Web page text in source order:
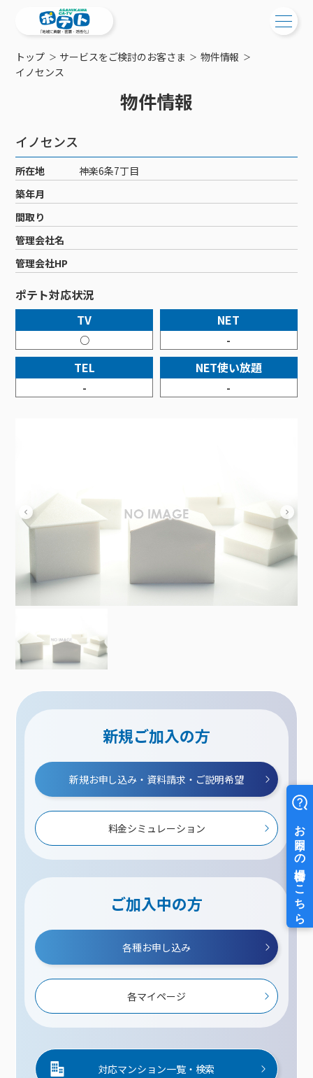
ご検討中の方
工事・配線について
新居をご検討中の方へ
ポテトを導入している集合住宅
物件情報
特典・キャンペーン
おトクな割引サービス
ご加入中の方
ご加入中のサービス確認・変更
WEBメール
サポートサービス
サポートサービストップ
リモートコール
回線速度測定
接続・設定⽅法
訪問サポート＆サポートパックサービス料⾦表
新着情報
メンテナンス・障害情報
ポテトからのプレゼント
イベントカレンダー
講座のご案内
サービス案内
サービス案内
ケーブルテレビ
ケーブルテレビトップ
チャンネル紹介
料⾦プラン
NHK衛星受信料団体⼀括⽀払
機器⼀覧
インターネット
インターネットトップ
料⾦プラン
Wi-Fiサービス
ポテトホーム防犯カメラ
オプションサービス
インターネットギガシェアプラン
固定電話
固定電話トップ
基本料⾦・通話料⾦
オプションサービス
auスマートバリュー
auまとめトーク
ポテトスマートフォントップ
料⾦プラン
機種⼀覧
オプションサービス
でんき
でんきトップ
ポラリンでんき×ポテト
ポテトでんき
暮らしを快適にするサービス
暮らしを快適にするサービストップ
ポテトライフメール
コミチャン
お困りの方はこちら
会社案内
メンテナンス
障害情報
トップ サービスをご検討のお客さま
物件情報
イノセンス
物件情報
イノセンス
所在地
神楽6条7丁目
築年月
間取り
管理会社名
管理会社HP
ポテト対応状況
TV
○
NET
-
TEL
-
NET使い放題
-
新規ご加入の方
新規お申し込み・資料請求・ご説明希望
料金シミュレーション
ご加入中の方
各種お申し込み
各マイページ
対応マンション一覧・検索